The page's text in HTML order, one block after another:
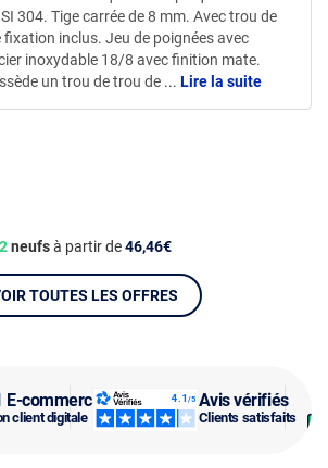
E-commerce
client digitale
Avis vérifiés
Clients satisfaits
2neufsà partir de46,46€
TOUTES LES OFFRES
304. Tige carrée de 8 mm. Avec trou de
fixation inclus. Jeu de poignées avec
inoxydable 18/8 avec finition mate.
un trou de trou de ... Lire la suite